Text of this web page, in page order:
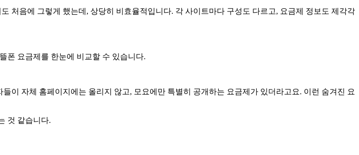
처음에 그렇게 했는데, 상당히 비효율적입니다. 각 사이트마다 구성도 다르고, 요금제 정보도 제각각
폰 요금제를 한눈에 비교할 수 있습니다.
이 자체 홈페이지에는 올리지 않고, 모요에만 특별히 공개하는 요금제가 있더라고요. 이런 숨겨진 요
것 같습니다.